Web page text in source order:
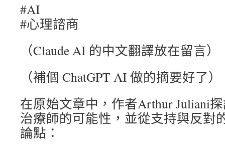
#AI
#心理諮商
（Claude AI 的中文翻譯放在留言）
（補個 ChatGPT AI 做的摘要好了）
在原始文章中，作者Arthur Juliani
治療師的可能性，並從支持與反對
論點：